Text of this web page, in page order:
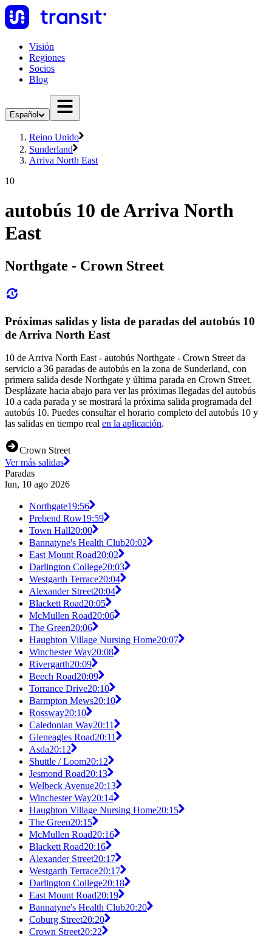
Visión
Regiones
Socios
Blog
Español
Reino Unido
Sunderland
Arriva North East
10
autobús 10 de Arriva North
East
Northgate - Crown Street
Próximas salidas y lista de paradas del autobús 10
de Arriva North East
10 de Arriva North East - autobús Northgate - Crown Street da
servicio a 36 paradas de autobús en la zona de Sunderland, con
primera salida desde Northgate y última parada en Crown Street.
Desplázate hacia abajo para ver las próximas llegadas del autobús
10 a cada parada y se mostrará la próxima salida programada del
autobús 10. Puedes consultar el horario completo del autobús 10 y
las salidas en tiempo real en la aplicación.
Crown Street
Ver más salidas
Paradas
lun, 10 ago 2026
Northgate19:56
Prebend Row19:59
Town Hall20:00
Bannatyne's Health Club20:02
East Mount Road20:02
Darlington College20:03
Westgarth Terrace20:04
Alexander Street20:04
Blackett Road20:05
McMullen Road20:06
The Green20:06
Haughton Village Nursing Home20:07
Winchester Way20:08
Rivergarth20:09
Beech Road20:09
Torrance Drive20:10
Barmpton Mews20:10
Rossway20:10
Caledonian Way20:11
Gleneagles Road20:11
Asda20:12
Shuttle / Loom20:12
Jesmond Road20:13
Welbeck Avenue20:13
Winchester Way20:14
Haughton Village Nursing Home20:15
The Green20:15
McMullen Road20:16
Blackett Road20:16
Alexander Street20:17
Westgarth Terrace20:17
Darlington College20:18
East Mount Road20:19
Bannatyne's Health Club20:20
Coburg Street20:20
Crown Street20:22